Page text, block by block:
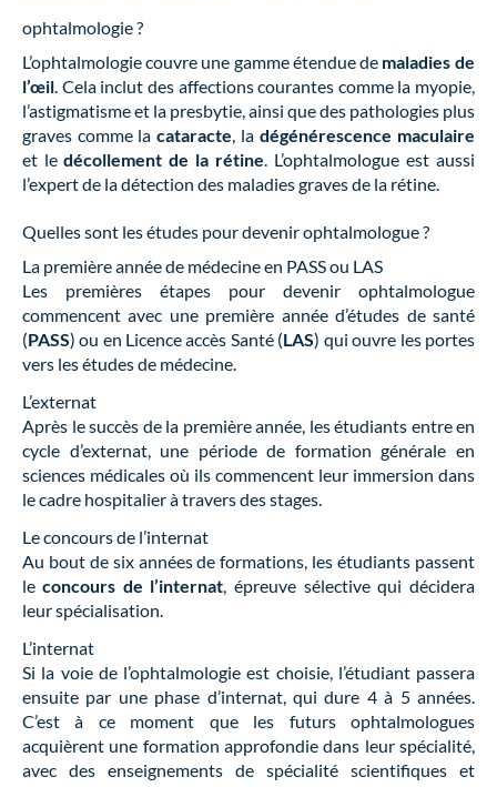
ophtalmologie ?
L’ophtalmologie couvre une gamme étendue de maladies de
l’œil . Cela inclut des affections courantes comme la myopie,
l’astigmatisme et la presbytie, ainsi que des pathologies plus
graves comme la cataracte , la dégénérescence maculaire
et le décollement de la rétine . L’ophtalmologue est aussi
l’expert de la détection des maladies graves de la rétine.
Quelles sont les études pour devenir ophtalmologue ?
La première année de médecine en PASS ou LAS
Les premières étapes pour devenir ophtalmologue
commencent avec une première année d’études de santé
(PASS) ou en Licence accès Santé (LAS) qui ouvre les portes
vers les études de médecine.
L’externat
Après le succès de la première année, les étudiants entre en
cycle d’externat, une période de formation générale en
sciences médicales où ils commencent leur immersion dans
le cadre hospitalier à travers des stages.
Le concours de l’internat
Au bout de six années de formations, les étudiants passent
le concours de l’internat , épreuve sélective qui décidera
leur spécialisation.
L’internat
Si la voie de l’ophtalmologie est choisie, l’étudiant passera
ensuite par une phase d’internat, qui dure 4 à 5 années.
C’est à ce moment que les futurs ophtalmologues
acquièrent une formation approfondie dans leur spécialité,
avec des enseignements de spécialité scientifiques et